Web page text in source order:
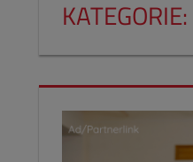
KATEGORIE: